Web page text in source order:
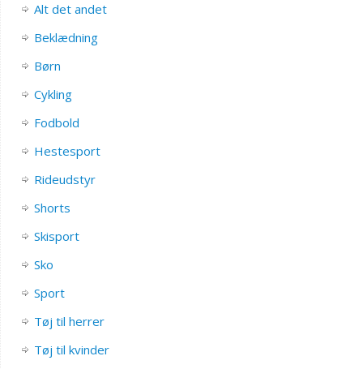
Alt det andet
Beklædning
Børn
Cykling
Fodbold
Hestesport
Rideudstyr
Shorts
Skisport
Sko
Sport
Tøj til herrer
Tøj til kvinder